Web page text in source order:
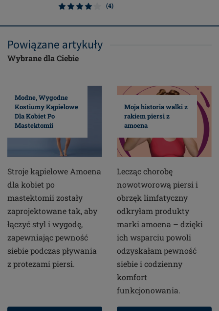
(4)
Powiązane artykuły
Wybrane dla Ciebie
Modne, Wygodne
Kostiumy Kąpielowe
Dla Kobiet Po
Mastektomii
Stroje kąpielowe Amoena
dla kobiet po
mastektomii zostały
zaprojektowane tak, aby
łączyć styl i wygodę,
zapewniając pewność
siebie podczas pływania
z protezami piersi.
Moja historia walki z
rakiem piersi z
amoena
Lecząc chorobę
nowotworową piersi i
obrzęk limfatyczny
odkryłam produkty
marki amoena – dzięki
ich wsparciu powoli
odzyskałam pewność
siebie i codzienny
komfort
funkcjonowania.